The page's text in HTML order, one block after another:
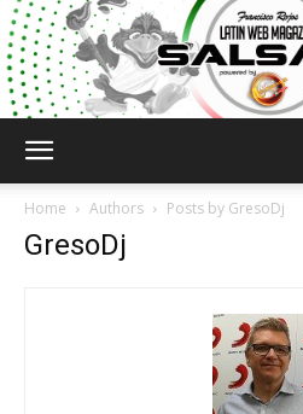
Home Authors Posts by GresoDj
GresoDj